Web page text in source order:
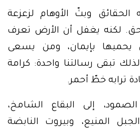
الحقائق وبثّ الأوهام لزعزعة
لكنه يغفل أن الأرض تعرف
يحميها بإيمان، ومن يسعى
تبقى رسالتنا واحدة: كرامة
ترابه خطّ أحمر.
إلى البقاع الشامخ،
المنيع، وبيروت النابضة